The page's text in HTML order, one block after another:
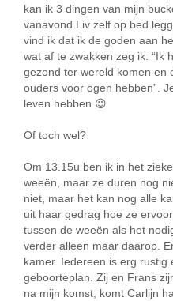
kan ik 3 dingen van mijn
vanavond Liv zelf op bed
vind ik dat ik de goden aan
wat af te zwakken zeg ik: “Ik
gezond ter wereld komen en
ouders voor ogen hebben”.
leven hebben 😉
Of toch wel?
Om 13.15u ben ik in het
weeën, maar ze duren nog
niet, maar het kan nog alle
uit haar gedrag hoe ze
tussen de weeën als het
verder alleen maar daarop.
kamer. Iedereen is erg rustig
geboorteplan. Zij en Frans
na mijn komst, komt Carlijn